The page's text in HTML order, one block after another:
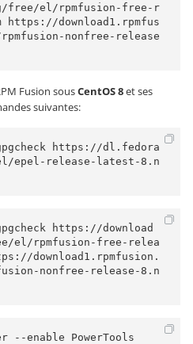
free/el/rpmfusion-free-r
https://download1.rpmfus
nonfree-release
Fusion sousCentOS 8et ses
suivantes:
https://dl.fedora
epel-release-latest-8.n
https://download
el/rpmfusion-free-relea
download1.rpmfusion.
nonfree-release-8.n
--enable PowerTools